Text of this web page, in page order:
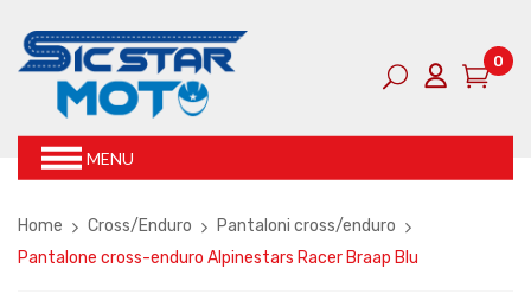
0
MENU
Home Cross/Enduro
Pantaloni cross/enduro
Pantalone cross-enduro Alpinestars Racer Braap Blu